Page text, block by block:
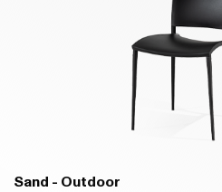
Sand - Outdoor